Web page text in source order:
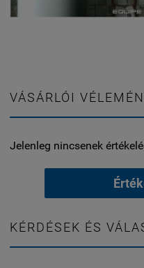
VÁSÁRLÓI
Jelenleg nincsenek
KÉRDÉSEK ÉS